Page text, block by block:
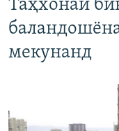
Таҳхонаи
мекунанд